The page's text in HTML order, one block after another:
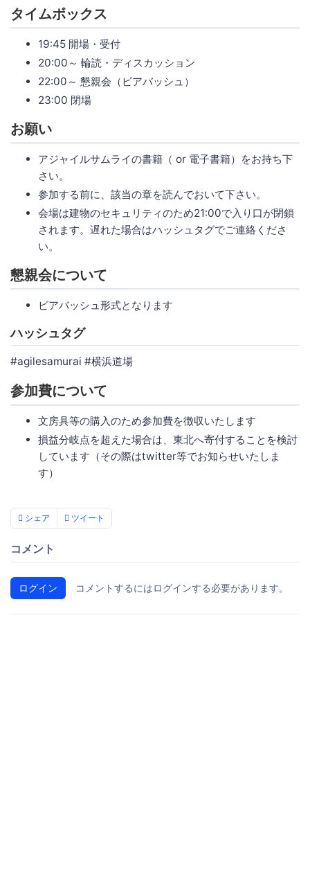
タイムボックス
19:45 開場・受付
20:00～ 輪読・ディスカッション
22:00～ 懇親会（ビアバッシュ）
23:00 閉場
お願い
アジャイルサムライの書籍（ or 電子書籍）をお持ち下
さい。
参加する前に、該当の章を読んでおいて下さい。
会場は建物のセキュリティのため21:00で入り口が閉鎖
されます。遅れた場合はハッシュタグでご連絡くださ
い。
懇親会について
ビアバッシュ形式となります
ハッシュタグ
#agilesamurai #横浜道場
参加費について
文房具等の購入のため参加費を徴収いたします
損益分岐点を超えた場合は、東北へ寄付することを検討
しています（その際はtwitter等でお知らせいたしま
す）
シェア ツイート
コメント
ログイン コメントするにはログインする必要があります。